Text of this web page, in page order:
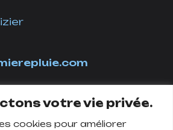
votre vie privée.
cookies pour améliorer